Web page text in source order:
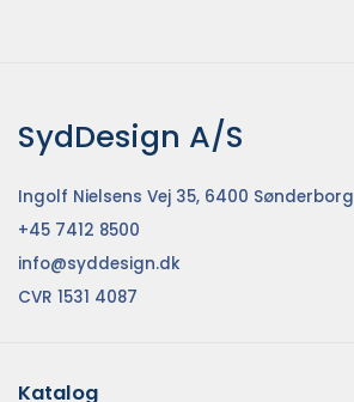
SydDesign A/S
Ingolf Nielsens Vej 35, 6400 Sønderborg
+45 7412 8500
info@syddesign.dk
CVR 1531 4087
Katalog